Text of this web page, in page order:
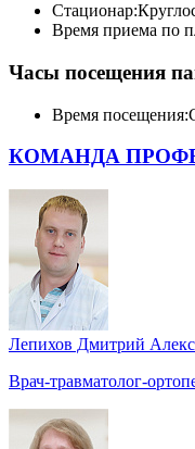
Стационар:
Время приема по
Часы посещения
Время посещения:
КОМАНДА
Лепихов Дмитрий
Врач-травматолог-